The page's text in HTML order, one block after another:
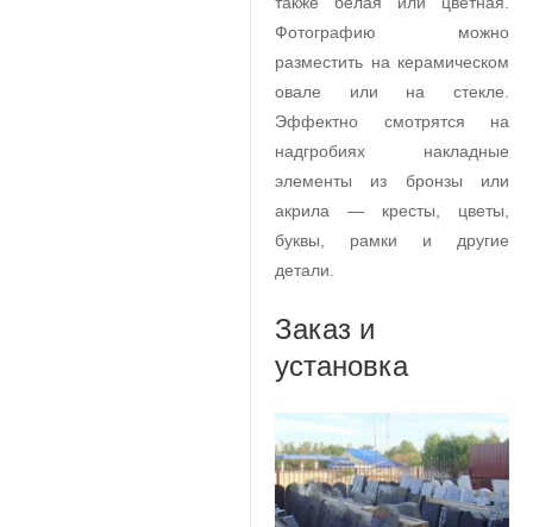
Фотографию можно
разместить на керамическом
овале или на стекле.
Эффектно смотрятся на
надгробиях накладные
элементы из бронзы или
акрила — кресты, цветы,
буквы, рамки и другие
детали.
Заказ и
установка